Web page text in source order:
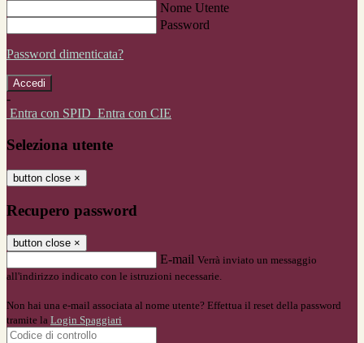
Nome Utente
Password
Password dimenticata?
-
Entra con SPID Entra con CIE
Seleziona utente
button close ×
Recupero password
button close ×
E-mail Verrà inviato un messaggio
all'indirizzo indicato con le istruzioni necessarie.
Non hai una e-mail associata al nome utente? Effettua il reset della password
tramite la Login Spaggiari